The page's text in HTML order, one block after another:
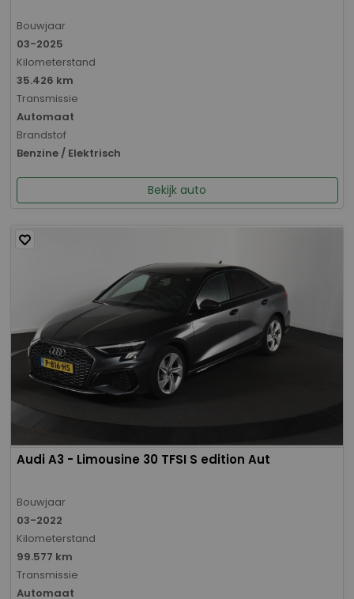
Bouwjaar
03-2025
Kilometerstand
35.426 km
Transmissie
Automaat
Brandstof
Benzine / Elektrisch
Bekijk auto
Audi A3 - Limousine 30 TFSI S edition Aut
Bouwjaar
03-2022
Kilometerstand
99.577 km
Transmissie
Automaat